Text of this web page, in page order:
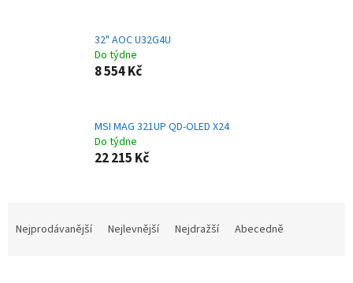
32" AOC U32G4U
Do týdne
8 554 Kč
MSI MAG 321UP QD-OLED X24
Do týdne
22 215 Kč
Nejprodávanější Nejlevnější Nejdražší Abecedně